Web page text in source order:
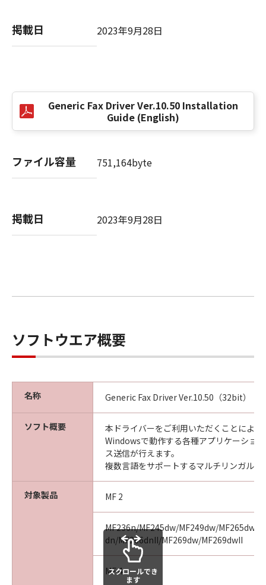
10．分離可能性
の他の条項は完全に有効に存続するものとしま
す。
キヤノン株式会社
掲載日 2023年9月28日
Generic Fax Driver Ver.10.50 Installation
Guide (English)
ファイル容量 751,164byte
掲載日 2023年9月28日
ソフトウエア概要
名称 Generic Fax Driver Ver.10.50（32bit）
ソフト概要
本ドライバーをご利用いただくことによ
Windowsで動作する各種アプリケーショ
ス送信が行えます。
複数言語をサポートするマルチリンガルド
対象製品 MF 2
MF236n/MF245dw/MF249dw/MF265dw/
dn/MF266dnII/MF269dw/MF269dwII
MF 4
スクロールでき
ます